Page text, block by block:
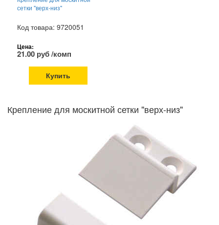
сетки "верх-низ"
Код товара: 9720051
Цена:
21.00 руб /комп
Купить
Крепление для москитной сетки "верх-низ"